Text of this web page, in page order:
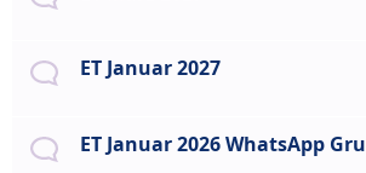
ET Januar 2027
ET Januar 2026 WhatsApp